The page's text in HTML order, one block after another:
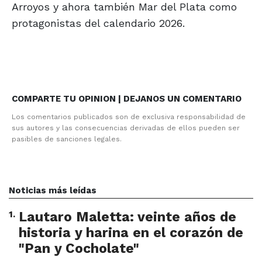
Arroyos y ahora también Mar del Plata como
protagonistas del calendario 2026.
COMPARTE TU OPINION | DEJANOS UN COMENTARIO
Los comentarios publicados son de exclusiva responsabilidad de
sus autores y las consecuencias derivadas de ellos pueden ser
pasibles de sanciones legales.
Noticias más leídas
1. Lautaro Maletta: veinte años de
historia y harina en el corazón de
"Pan y Cocholate"